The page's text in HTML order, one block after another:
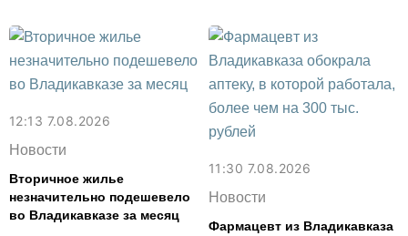
12:13 7.08.2026
Новости
Вторичное жилье
незначительно подешевело
во Владикавказе за месяц
11:30 7.08.2026
Новости
Фармацевт из Владикавказа